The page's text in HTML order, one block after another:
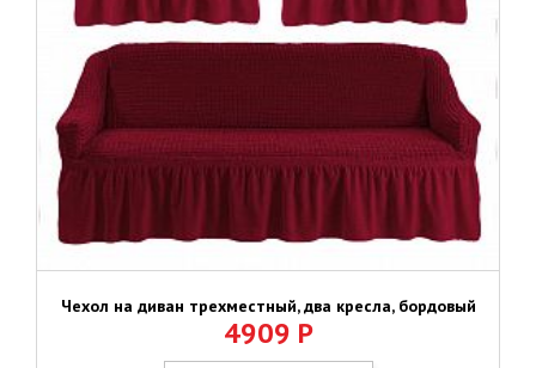
Чехол на диван трехместный, два кресла, бордовый
4909 Р